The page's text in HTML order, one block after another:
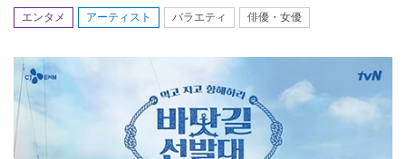
エンタメ アーティスト バラエティ 俳優・女優